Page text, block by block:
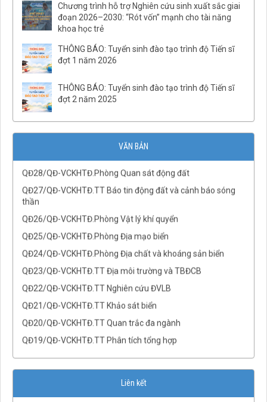
Chương trình hỗ trợ Nghiên cứu sinh xuất sắc giai
đoạn 2026–2030: “Rót vốn” mạnh cho tài năng
khoa học trẻ
THÔNG BÁO: Tuyển sinh đào tạo trình độ Tiến sĩ
đợt 1 năm 2026
THÔNG BÁO: Tuyển sinh đào tạo trình độ Tiến sĩ
đợt 2 năm 2025
VĂN BẢN
QĐ03/QĐ-VCKHTĐ.Phòng Thạch luận và Sinh khoáng
chức và người lao động Viện Hàn lâm Khoa học và Công
nghệ Việt Nam
QĐ32/QĐ-VCKHTĐ.Phòng Vật lý địa chất
QĐ31/QĐ-VCKHTĐ.Phòng Điện ly
QĐ30/QĐ-VCKHTĐ.Phòng Địa từ
QĐ29/QĐ-VCKHTĐ.Phòng Địa chấn
thần
không gian
QĐ17/QĐ-VCKHTĐ.TT Tài nguyên nước
QĐ16/QĐ-VCKHTĐ.Phòng Cảnh quan Môi trường
Liên kết